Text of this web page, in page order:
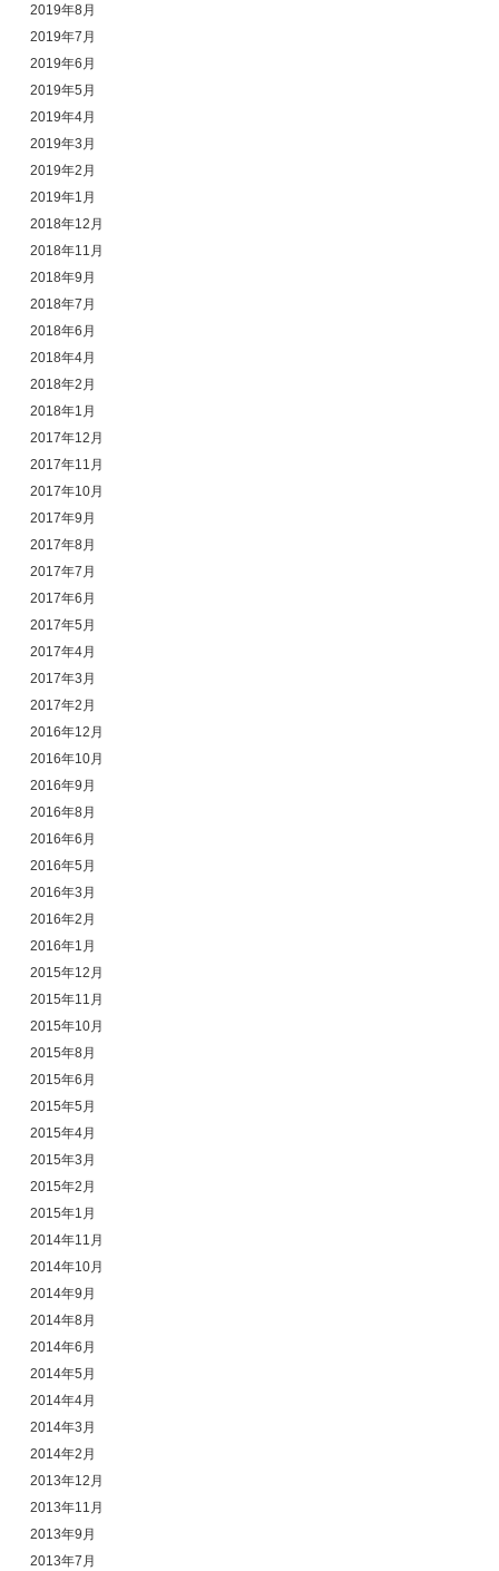
2019年8月
2019年7月
2019年6月
2019年5月
2019年4月
2019年3月
2019年2月
2019年1月
2018年12月
2018年11月
2018年9月
2018年7月
2018年6月
2018年4月
2018年2月
2018年1月
2017年12月
2017年11月
2017年10月
2017年9月
2017年8月
2017年7月
2017年6月
2017年5月
2017年4月
2017年3月
2017年2月
2016年12月
2016年10月
2016年9月
2016年8月
2016年6月
2016年5月
2016年3月
2016年2月
2016年1月
2015年12月
2015年11月
2015年10月
2015年8月
2015年6月
2015年5月
2015年4月
2015年3月
2015年2月
2015年1月
2014年11月
2014年10月
2014年9月
2014年8月
2014年6月
2014年5月
2014年4月
2014年3月
2014年2月
2013年12月
2013年11月
2013年9月
2013年7月